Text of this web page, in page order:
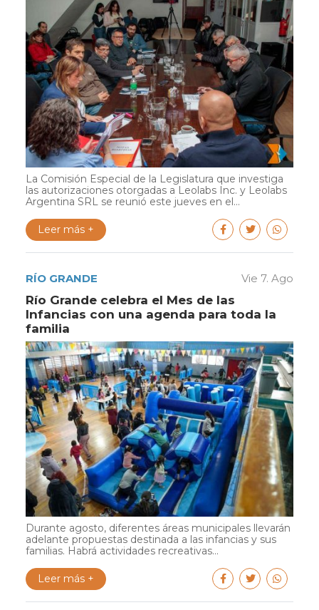
La Comisión Especial de la Legislatura que investiga
las autorizaciones otorgadas a Leolabs Inc. y Leolabs
Argentina SRL se reunió este jueves en el...
Leer más +
RÍO GRANDE Vie 7. Ago
Río Grande celebra el Mes de las
Infancias con una agenda para toda la
familia
Durante agosto, diferentes áreas municipales llevarán
adelante propuestas destinada a las infancias y sus
familias. Habrá actividades recreativas...
Leer más +